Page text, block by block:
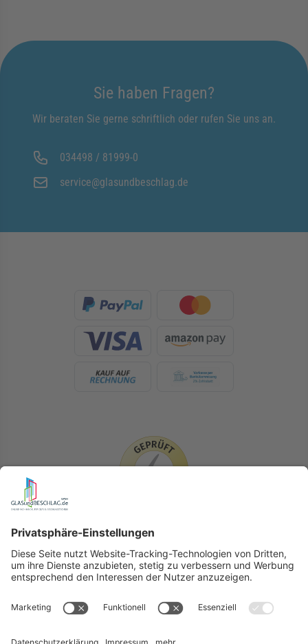
Sie haben Fragen?
Wir beraten Sie gerne schriftlich oder rufen Sie uns an.
034498 / 81999-0
service@glasundbeschlag.de